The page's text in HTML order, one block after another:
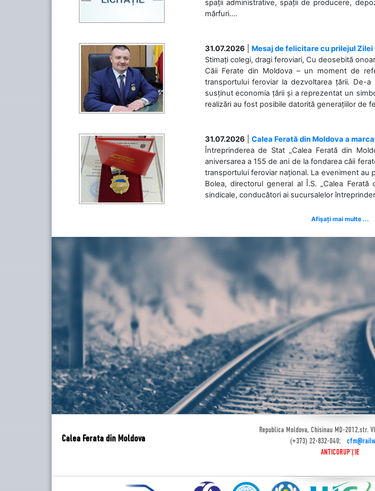
spații administrative, spații de producere,
mărfuri....
31.07.2026
Mesaj de felicitare cu prilejul Zilei
Stimați colegi, dragi feroviari, Cu deosebită
Căii Ferate din Moldova – un moment de
transportului feroviar la dezvoltarea țării. De-
susținut economia țării și a reprezentat un
realizări au fost posibile datorită generațiilor de
31.07.2026
Calea Ferată din Moldova a
Întreprinderea de Stat „Calea Ferată din
aniversarea a 155 de ani de la fondarea căii
transportului feroviar național. La eveniment au
Bolea, directorul general al Î.S. „Calea
sindicale, conducători ai sucursalelor
Afișați mai multe ...
Calea Ferata din Moldova
Republica Moldova, Chisinau MD-2012,str.
(+373) 22-832-040;
ANTICORUPȚIE